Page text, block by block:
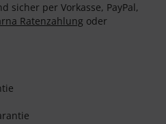
sicher per Vorkasse, PayPal,
Ratenzahlung oder